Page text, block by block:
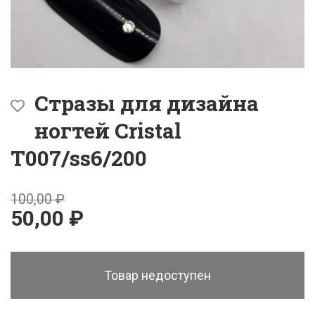
Стразы для дизайна
ногтей Cristal
T007/ss6/200
100,00 ₽
50,00 ₽
Товар недоступен